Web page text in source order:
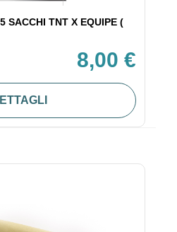
SACCHI TNT X EQUIPE (
8,00 €